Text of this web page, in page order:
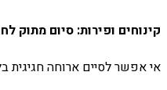
קינוחים ופירות: סיום מתוק
אי אפשר לסיים ארוחה חגיגית